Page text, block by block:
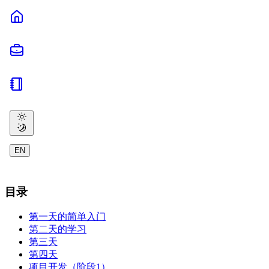
EN
目录
第一天的简单入门
第二天的学习
第三天
第四天